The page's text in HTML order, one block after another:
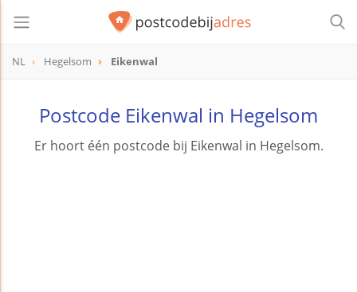
NL Hegelsom Eikenwal
Postcode Eikenwal in Hegelsom
Er hoort één postcode bij Eikenwal in Hegelsom.